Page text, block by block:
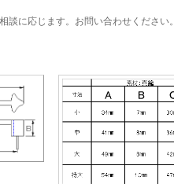
に応じます。お問い合わせください。